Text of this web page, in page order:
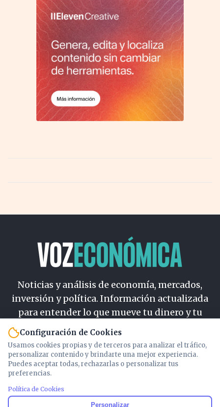
Noticias y análisis de economía, mercados,
inversión y política. Información actualizada
para entender lo que mueve tu dinero y tu
país.
Nosotros
Cookies
Política de Contenido
Configuración de Cookies
Usamos cookies propias y de terceros para analizar el tráfico,
personalizar contenido y brindarte una mejor experiencia.
Puedes aceptar todas, rechazarlas o personalizar tus
preferencias.
Política de Cookies
Personalizar